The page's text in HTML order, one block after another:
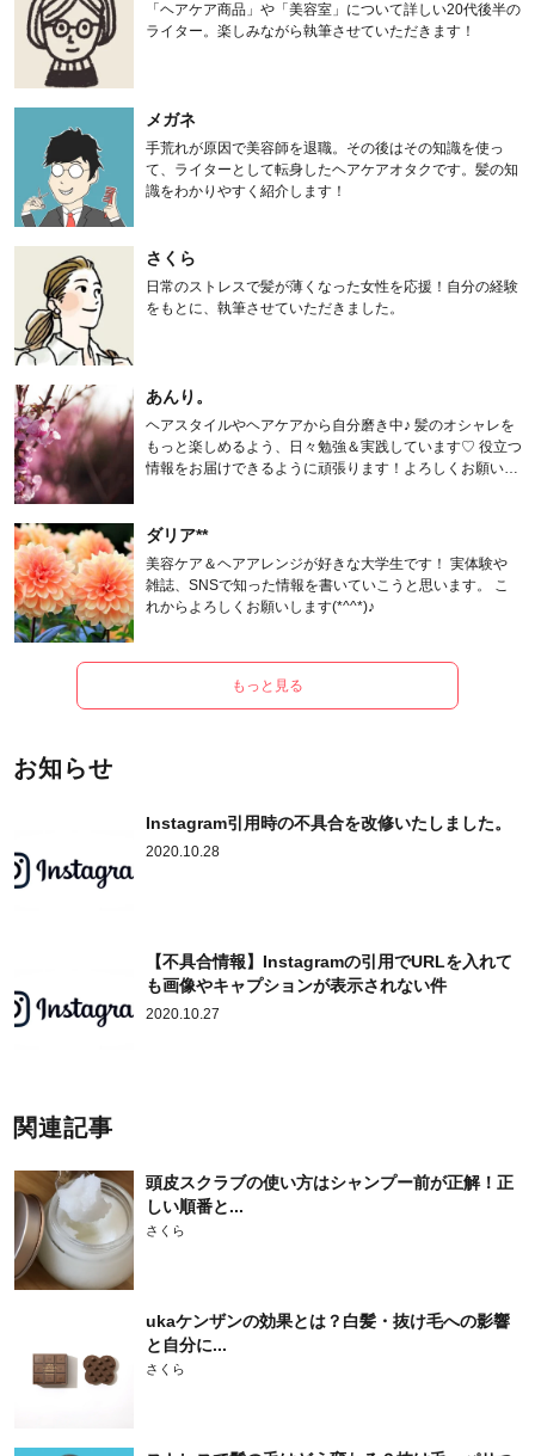
「ヘアケア商品」や「美容室」について詳しい20代後半の
ライター。楽しみながら執筆させていただきます！
メガネ
手荒れが原因で美容師を退職。その後はその知識を使っ
て、ライターとして転身したヘアケアオタクです。髪の知
識をわかりやすく紹介します！
さくら
日常のストレスで髪が薄くなった女性を応援！自分の経験
をもとに、執筆させていただきました。
あんり。
ヘアスタイルやヘアケアから自分磨き中♪ 髪のオシャレを
もっと楽しめるよう、日々勉強＆実践しています♡ 役立つ
情報をお届けできるように頑張ります！よろしくお願いし
ダリア**
美容ケア＆ヘアアレンジが好きな大学生です！ 実体験や
雑誌、SNSで知った情報を書いていこうと思います。 こ
れからよろしくお願いします(*^^*)♪
もっと見る
お知らせ
Instagram引用時の不具合を改修いたしました。
2020.10.28
【不具合情報】Instagramの引用でURLを入れて
も画像やキャプションが表示されない件
2020.10.27
関連記事
頭皮スクラブの使い方はシャンプー前が正解！正
しい順番と...
さくら
ukaケンザンの効果とは？白髪・抜け毛への影響
と自分に...
さくら